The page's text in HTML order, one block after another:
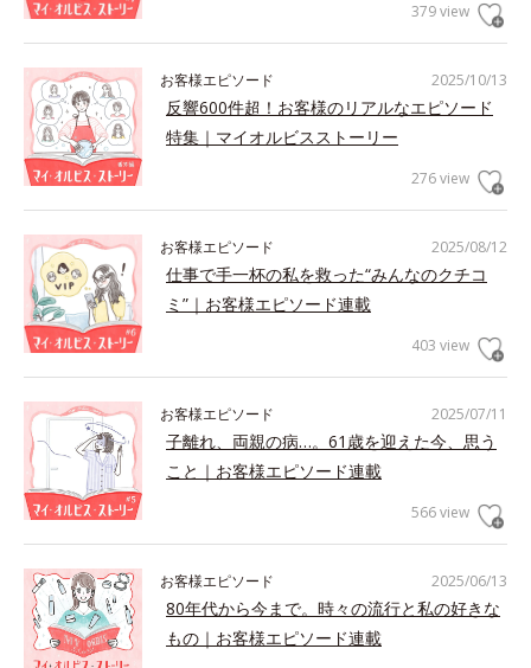
379 view
2025/10/13
お客様エピソード
反響600件超！お客様のリアルなエピソード
特集｜マイオルビスストーリー
276 view
2025/08/12
お客様エピソード
仕事で手一杯の私を救った“みんなのクチコ
ミ”｜お客様エピソード連載
403 view
2025/07/11
お客様エピソード
子離れ、両親の病…。61歳を迎えた今、思う
こと｜お客様エピソード連載
566 view
2025/06/13
お客様エピソード
80年代から今まで。時々の流行と私の好きな
もの｜お客様エピソード連載